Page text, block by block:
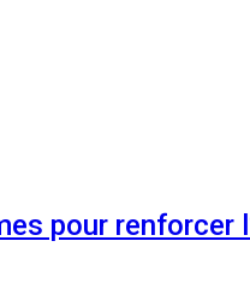
pour renforcer